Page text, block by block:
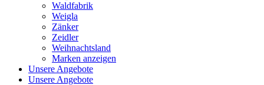
Waldfabrik
Weigla
Zänker
Zeidler
Weihnachtsland
Marken anzeigen
Unsere Angebote
Unsere Angebote